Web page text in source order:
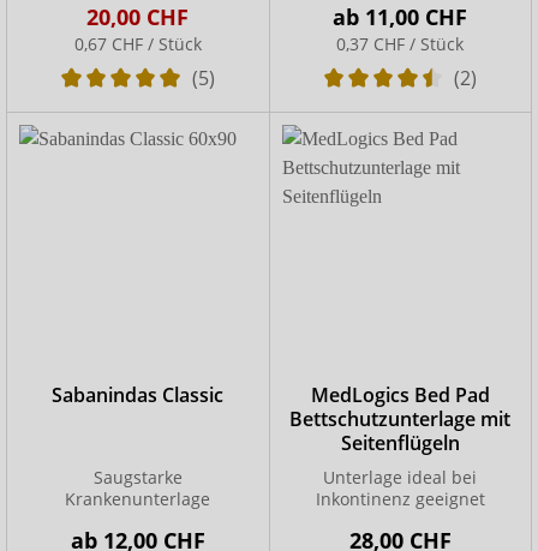
20,00 CHF
0,67 CHF / Stück
(5)
ab 11,00 CHF
0,37 CHF / Stück
(2)
Sabanindas Classic
Saugstarke
Krankenunterlage
ab 12,00 CHF
MedLogics Bed Pad
Bettschutzunterlage mit
Seitenflügeln
Unterlage ideal bei
Inkontinenz geeignet
28,00 CHF